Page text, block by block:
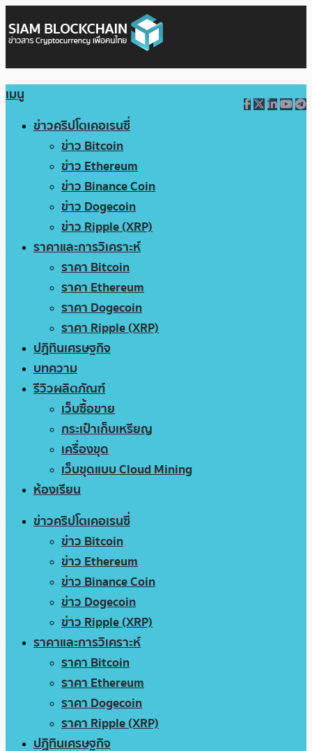
เมนู
ข่าวคริปโตเคอเรนซี่
ข่าว Bitcoin
ข่าว Ethereum
ข่าว Binance Coin
ข่าว Dogecoin
ข่าว Ripple (XRP)
ราคาและการวิเคราะห์
ราคา Bitcoin
ราคา Ethereum
ราคา Dogecoin
ราคา Ripple (XRP)
ปฏิทินเศรษฐกิจ
บทความ
รีวิวผลิตภัณฑ์
เว็บซื้อขาย
กระเป๋าเก็บเหรียญ
เครื่องขุด
เว็บขุดแบบ Cloud Mining
ห้องเรียน
ข่าวคริปโตเคอเรนซี่
ข่าว Bitcoin
ข่าว Ethereum
ข่าว Binance Coin
ข่าว Dogecoin
ข่าว Ripple (XRP)
ราคาและการวิเคราะห์
ราคา Bitcoin
ราคา Ethereum
ราคา Dogecoin
ราคา Ripple (XRP)
ปฏิทินเศรษฐกิจ